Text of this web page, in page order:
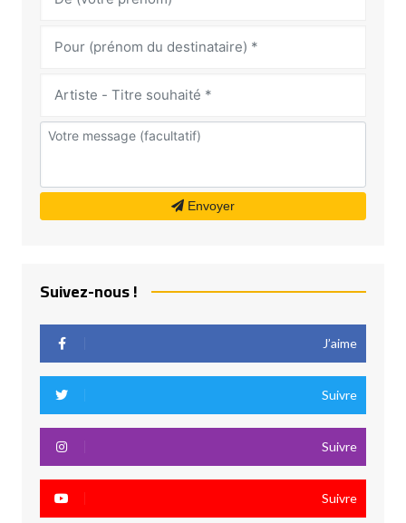
Envoyer
Suivez-nous !
J’aime
Suivre
Suivre
Suivre